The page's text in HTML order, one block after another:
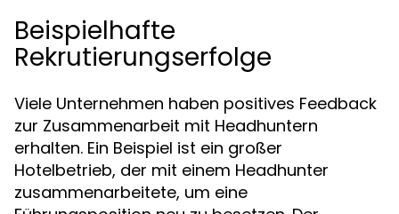
Beispielhafte
Rekrutierungserfolge
Viele Unternehmen haben positives Feedback
zur Zusammenarbeit mit Headhuntern
erhalten. Ein Beispiel ist ein großer
Hotelbetrieb, der mit einem Headhunter
zusammenarbeitete, um eine